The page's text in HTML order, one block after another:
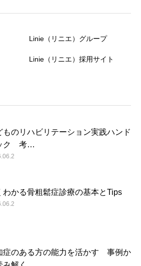
Linie（リニエ）グループ
Linie（リニエ）採用サイト
ものリハビリテーション実践ハンド
ク 考…
わかる骨粗鬆症診療の基本とTips
症のある方の能力を活かす 事例か